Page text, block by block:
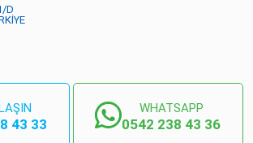
D
43 33
WHATSAPP
0542 238 43 36